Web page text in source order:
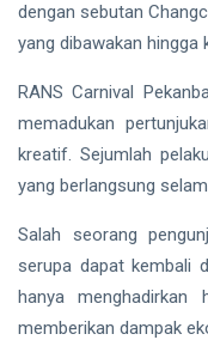
Politik
PSSI
dengan sebutan
yang dibawakan hingga
RANS Carnival
memadukan
kreatif. Sejumlah
yang berlangsung
Salah seorang
serupa dapat kembali
hanya menghadirkan
memberikan dampak